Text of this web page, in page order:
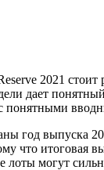
2021
дает
понятными
год выпуска
что итоговая
могут